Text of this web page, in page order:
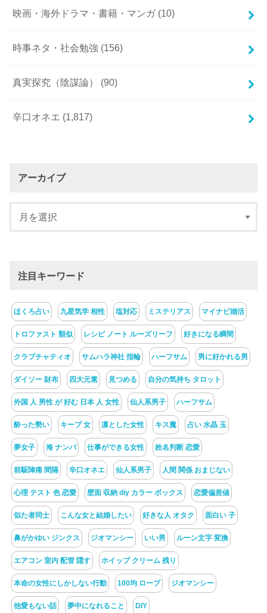
映画・海外ドラマ・書籍・マンガ (10)
時事ネタ・社会勉強 (156)
真実探究（陰謀論） (90)
辛口オネエ (1,817)
アーカイブ
注目キーワード
ほくろ占い 九星気学 相性 塩対応 ミステリアス マイナビ婚活
トロファスト 類似 レシピ ノート ルーズリーフ 好きになる瞬間
クラブチャティオ サムハラ神社 指輪 ハーフサム 男に好かれる男
ダイソー 財布 四大元素 見つめる 自分の気持ち タロット
外国 人 男性 が 好む 日本 人 女性 仙人系男子 ハーフサム
酔った勢い キープ 女 凛とした女性 キス魔 占い 水晶 玉
夢女子 海 ナンパ 仕事ができる女性 姓名判断 恋愛
前駆陣痛 間隔 辛口オネエ 仙人系男子 人間 関係 おまじない
心理 テスト 色 恋愛 壁面 収納 diy カラー ボックス 恋愛偏差値
似た者同士 こんな女と結婚したい 好きな人 オタク 面白い 子
鼻がかゆい ジンクス ジオマンシー いい男 ルーン文字 変換
エアコン 室内 配管 隠す ホイップ クリーム 残り
本命の女性にしかしない行動 100均 ロープ ジオマンシー
他愛もない話 夢中になれること DIY